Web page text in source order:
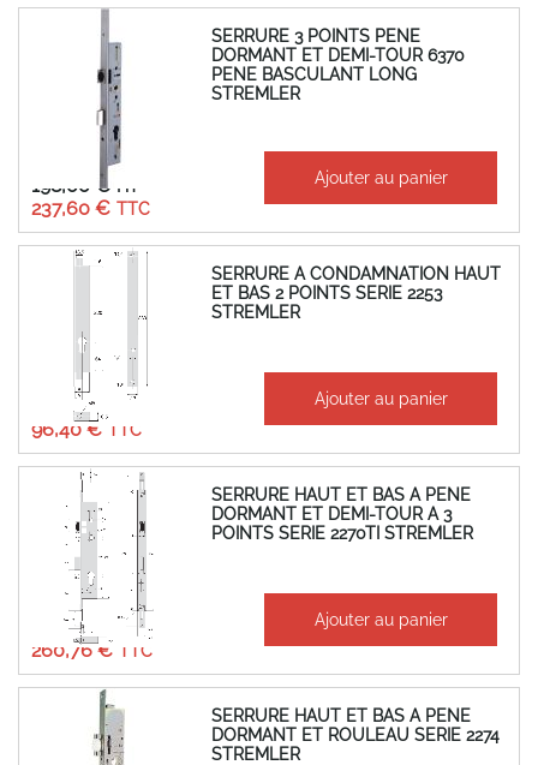
SERRURE 3 POINTS PENE
DORMANT ET DEMI-TOUR 6370
PENE BASCULANT LONG
STREMLER
237,60 €
198,00 € Ajouter au panier
SERRURE A CONDAMNATION HAUT
ET BAS 2 POINTS SERIE 2253
STREMLER
À partir de
96,40 €
80,33 € Ajouter au panier
SERRURE HAUT ET BAS A PENE
DORMANT ET DEMI-TOUR A 3
POINTS SERIE 2270TI STREMLER
À partir de
260,76 €
217,30 € Ajouter au panier
SERRURE HAUT ET BAS A PENE
DORMANT ET ROULEAU SERIE 2274
STREMLER